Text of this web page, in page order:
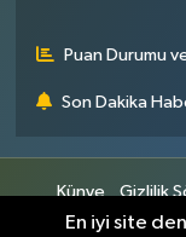
Puan Durumu
Son Dakika
Künye Gizlilik
En iyi site